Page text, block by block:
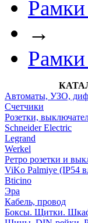
→
Автоматы, УЗО,
Счетчики
Розетки,
Schneider Electric
Legrand
Werkel
Ретро розетки и
ViKo Palmiye (IP54
Bticino
Эра
Кабель, провод
Боксы. Щитки.